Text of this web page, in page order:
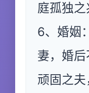
庭孤独之
6、婚姻
妻，婚
顽固之夫